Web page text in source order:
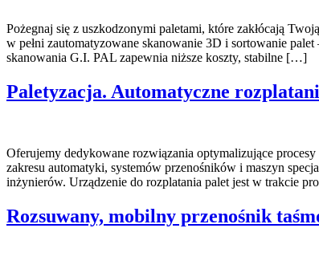
Pożegnaj się z uszkodzonymi paletami, które zakłócają
w pełni zautomatyzowane skanowanie 3D i sortowanie
skanowania G.I. PAL zapewnia niższe koszty, stabilne […]
Paletyzacja. Automatyczne
Oferujemy dedykowane rozwiązania optymalizujące
zakresu automatyki, systemów przenośników i maszyn
inżynierów. Urządzenie do rozplatania palet jest w trakcie
Rozsuwany, mobilny przenośnik